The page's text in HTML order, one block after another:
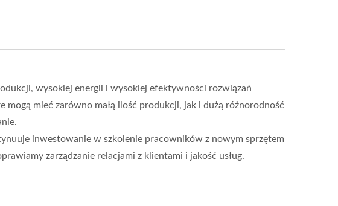
wysokiej energii i wysokiej efektywności rozwiązań
mieć zarówno małą ilość produkcji, jak i dużą różnorodność
inwestowanie w szkolenie pracowników z nowym sprzętem
zarządzanie relacjami z klientami i jakość usług.